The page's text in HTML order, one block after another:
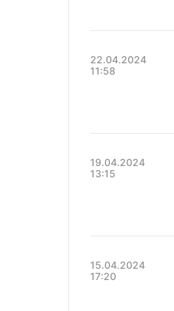
22.04.2024
11:58
19.04.2024
13:15
15.04.2024
17:20